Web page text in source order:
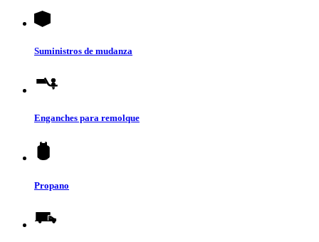
Suministros de mudanza
Enganches para remolque
Propano